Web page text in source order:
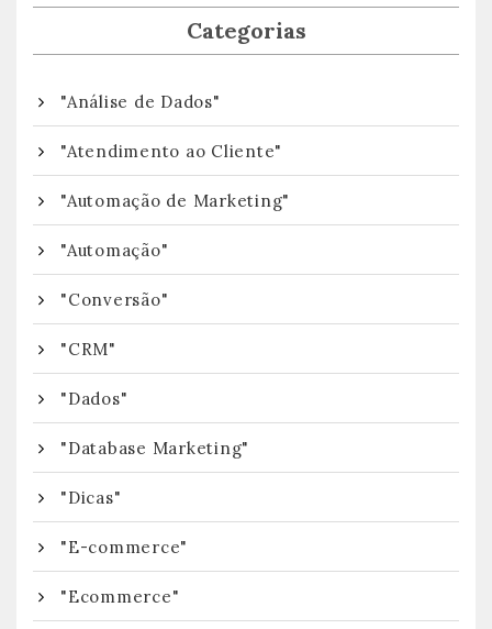
Categorias
"Análise de Dados"
"Atendimento ao Cliente"
"Automação de Marketing"
"Automação"
"Conversão"
"CRM"
"Dados"
"Database Marketing"
"Dicas"
"E-commerce"
"Ecommerce"